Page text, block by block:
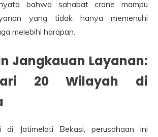
bahwa sahabat crane mampu
yang tidak hanya memenuhi
melebihi harapan.
Jangkauan Layanan:
20 Wilayah di
di Jatimelati Bekasi, perusahaan ini